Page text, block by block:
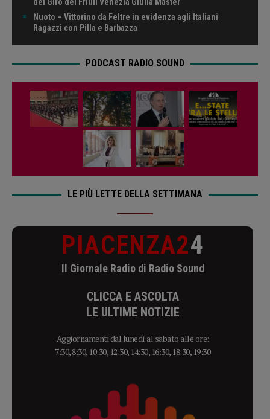
Nuoto – Vittorino da Feltre in evidenza agli Italiani
Ragazzi con Pilla e Barbazza
PODCAST RADIO SOUND
LE PIÙ LETTE DELLA SETTIMANA
PIACENZA24
Il Giornale Radio di Radio Sound
CLICCA E ASCOLTA
LE ULTIME NOTIZIE
Aggiornamenti dal lunedì al sabato alle ore:
7:30, 8:30, 10:30, 12:30, 14:30, 16:30, 18:30, 19:30